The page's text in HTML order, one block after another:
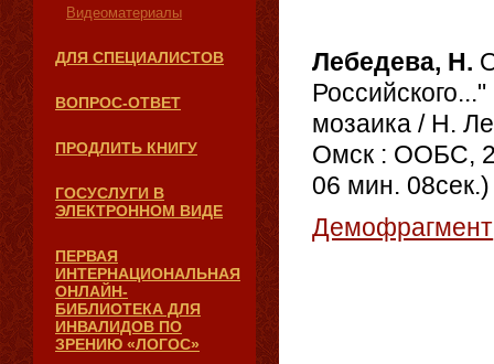
Видеоматериалы
ДЛЯ СПЕЦИАЛИСТОВ
ВОПРОС-ОТВЕТ
ПРОДЛИТЬ КНИГУ
ГОСУСЛУГИ В
ЭЛЕКТРОННОМ ВИДЕ
ПЕРВАЯ
ИНТЕРНАЦИОНАЛЬНАЯ
ОНЛАЙН-
БИБЛИОТЕКА ДЛЯ
ИНВАЛИДОВ ПО
ЗРЕНИЮ «ЛОГОС»
Лебедева, Н.
мозаика / Н.
Омск : ООБС,
06 мин. 08сек.)
Демофрагмент